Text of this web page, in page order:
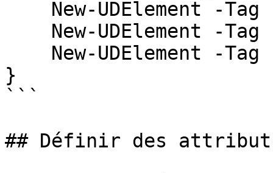
}
```
## Définir des